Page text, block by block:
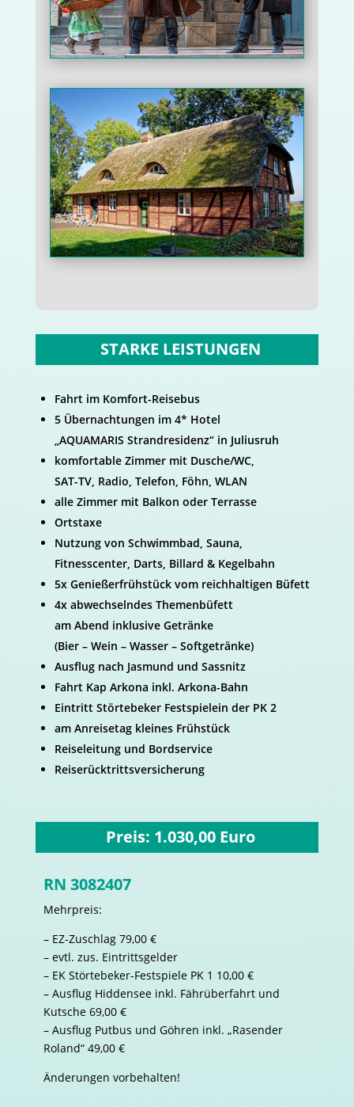
STARKE LEISTUNGEN
Fahrt im Komfort-Reisebus
5 Übernachtungen im 4* Hotel
„AQUAMARIS Strandresidenz“ in Juliusruh
komfortable Zimmer mit Dusche/WC,
SAT-TV, Radio, Telefon, Föhn, WLAN
alle Zimmer mit Balkon oder Terrasse
Ortstaxe
Nutzung von Schwimmbad, Sauna,
Fitnesscenter, Darts, Billard & Kegelbahn
5x Genießerfrühstück vom reichhaltigen Büfett
4x abwechselndes Themenbüfett
am Abend inklusive Getränke
(Bier – Wein – Wasser – Softgetränke)
Ausflug nach Jasmund und Sassnitz
Fahrt Kap Arkona inkl. Arkona-Bahn
Eintritt Störtebeker Festspielein der PK 2
am Anreisetag kleines Frühstück
Reiseleitung und Bordservice
Reiserücktrittsversicherung
Preis: 1.030,00 Euro
RN 3082407
Mehrpreis:
– EZ-Zuschlag 79,00 €
– evtl. zus. Eintrittsgelder
– EK Störtebeker-Festspiele PK 1 10,00 €
– Ausflug Hiddensee inkl. Fährüberfahrt und
Kutsche 69,00 €
– Ausflug Putbus und Göhren inkl. „Rasender
Roland“ 49,00 €
Änderungen vorbehalten!